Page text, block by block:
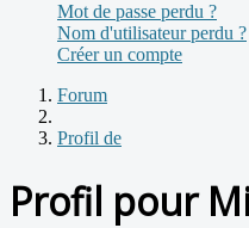
Mot de passe perdu ?
Nom d'utilisateur perdu ?
Créer un compte
Forum
Profil de
Profil pour